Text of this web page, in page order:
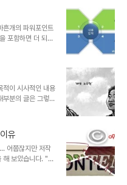
에너지와 밀접한
것이고, 또 우리
느낌이 전해지기
속의 굴레는 이 에
젠가 뉴스 중에
흔개의 파워포인트
포함하면 더 되겠
되셨다면 좋겠는
면 좋겠습니다. 아
각을 표현하고 제
는 없겠다 싶습니
하겠습니다. (_ _)
렇지만, 따뜻한 댓
적이 시사적인 내용
부분의 글은 그렇게
. 하지만, 얼마 전
인간성을 되찾는
봅니다. 같잖은 보
... ※ 본 글은
방선거 결과를
스스로에 대한 생
유
어쭙잖지만 저작
해 보았습니다. "어
생하기 마련이